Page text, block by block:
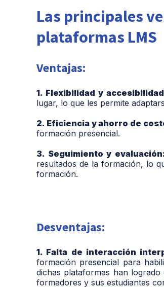
Las principales
plataformas LMS
Ventajas:
1. Flexibilidad y
lugar, lo que les permite
2. Eficiencia y ahorro de
formación presencial.
3. Seguimiento y
resultados de la formación, lo
formación.
Desventajas:
1. Falta de interacción
formación presencial para
dichas plataformas han
formadores y sus estudiantes